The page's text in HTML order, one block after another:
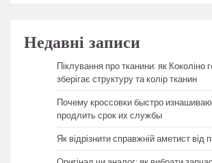
Недавні записи
Піклування про тканини: як Коколіно
зберігає структуру та колір тканин
Почему кроссовки быстро
продлить срок их службы
Як відрізнити справжній аметист від